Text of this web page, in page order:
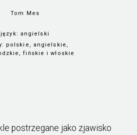
Tom Mes
język: angielski
polskie, angielskie,
fińskie i włoskie
postrzegane jako zjawisko